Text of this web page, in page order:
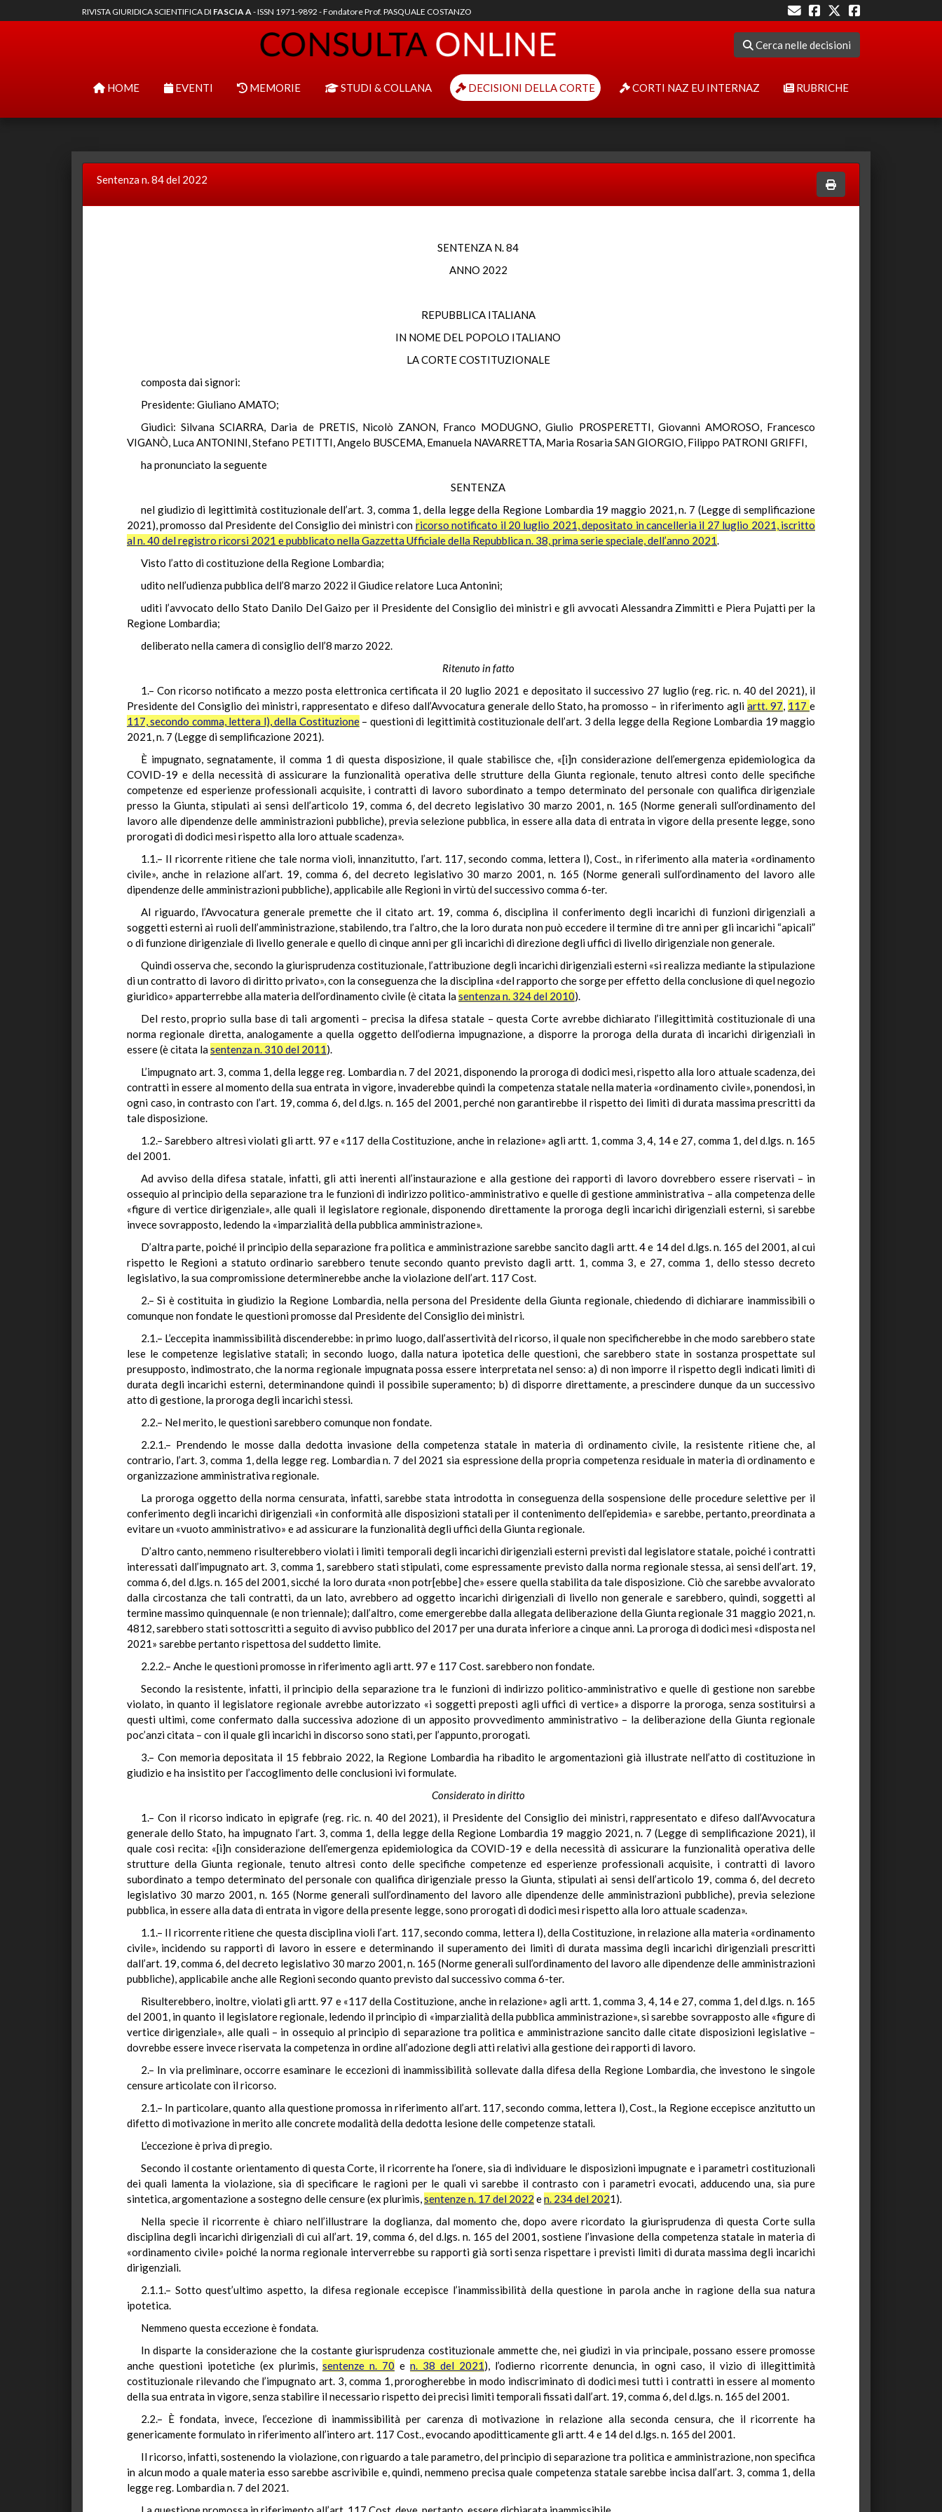
RIVISTA GIURIDICA SCIENTIFICA DI FASCIA A- ISSN 1971-9892 - Fondatore Prof. PASQUALE COSTANZO
Cerca nelle decisioni
HOME EVENTI MEMORIE STUDI & COLLANA DECISIONI DELLA CORTE CORTI NAZ EU INTERNAZ RUBRICHE
Sentenza n. 84 del 2022
SENTENZA N. 84
ANNO 2022
REPUBBLICA ITALIANA
IN NOME DEL POPOLO ITALIANO
LA CORTE COSTITUZIONALE
composta dai signori:
Presidente: Giuliano AMATO;
Giudici: Silvana SCIARRA, Daria de PRETIS, Nicolò ZANON, Franco MODUGNO, Giulio PROSPERETTI, Giovanni AMOROSO, Francesco
VIGANÒ, Luca ANTONINI, Stefano PETITTI, Angelo BUSCEMA, Emanuela NAVARRETTA, Maria Rosaria SAN GIORGIO, Filippo PATRONI GRIFFI,
ha pronunciato la seguente
SENTENZA
nel giudizio di legittimità costituzionale dell’art. 3, comma 1, della legge della Regione Lombardia 19 maggio 2021, n. 7 (Legge di semplificazione
2021), promosso dal Presidente del Consiglio dei ministri con ricorso notificato il 20 luglio 2021, depositato in cancelleria il 27 luglio 2021, iscritto
al n. 40 del registro ricorsi 2021 e pubblicato nella Gazzetta Ufficiale della Repubblica n. 38, prima serie speciale, dell’anno 2021.
Visto l’atto di costituzione della Regione Lombardia;
udito nell’udienza pubblica dell’8 marzo 2022 il Giudice relatore Luca Antonini;
uditi l’avvocato dello Stato Danilo Del Gaizo per il Presidente del Consiglio dei ministri e gli avvocati Alessandra Zimmitti e Piera Pujatti per la
Regione Lombardia;
deliberato nella camera di consiglio dell’8 marzo 2022.
Ritenuto in fatto
1.– Con ricorso notificato a mezzo posta elettronica certificata il 20 luglio 2021 e depositato il successivo 27 luglio (reg. ric. n. 40 del 2021), il
Presidente del Consiglio dei ministri, rappresentato e difeso dall’Avvocatura generale dello Stato, ha promosso – in riferimento agliartt. 97, 117e
117, secondo comma, lettera l), della Costituzione– questioni di legittimità costituzionale dell’art. 3 della legge della Regione Lombardia 19 maggio
2021, n. 7 (Legge di semplificazione 2021).
È impugnato, segnatamente, il comma 1 di questa disposizione, il quale stabilisce che, «[i]n considerazione dell’emergenza epidemiologica da
COVID-19 e della necessità di assicurare la funzionalità operativa delle strutture della Giunta regionale, tenuto altresì conto delle specifiche
competenze ed esperienze professionali acquisite, i contratti di lavoro subordinato a tempo determinato del personale con qualifica dirigenziale
presso la Giunta, stipulati ai sensi dell’articolo 19, comma 6, del decreto legislativo 30 marzo 2001, n. 165 (Norme generali sull’ordinamento del
lavoro alle dipendenze delle amministrazioni pubbliche), previa selezione pubblica, in essere alla data di entrata in vigore della presente legge, sono
prorogati di dodici mesi rispetto alla loro attuale scadenza».
1.1.– Il ricorrente ritiene che tale norma violi, innanzitutto, l’art. 117, secondo comma, lettera l), Cost., in riferimento alla materia «ordinamento
civile», anche in relazione all’art. 19, comma 6, del decreto legislativo 30 marzo 2001, n. 165 (Norme generali sull’ordinamento del lavoro alle
dipendenze delle amministrazioni pubbliche), applicabile alle Regioni in virtù del successivo comma 6-ter.
Al riguardo, l’Avvocatura generale premette che il citato art. 19, comma 6, disciplina il conferimento degli incarichi di funzioni dirigenziali a
soggetti esterni ai ruoli dell’amministrazione, stabilendo, tra l’altro, che la loro durata non può eccedere il termine di tre anni per gli incarichi “apicali”
o di funzione dirigenziale di livello generale e quello di cinque anni per gli incarichi di direzione degli uffici di livello dirigenziale non generale.
Quindi osserva che, secondo la giurisprudenza costituzionale, l’attribuzione degli incarichi dirigenziali esterni «si realizza mediante la stipulazione
di un contratto di lavoro di diritto privato», con la conseguenza che la disciplina «del rapporto che sorge per effetto della conclusione di quel negozio
giuridico» apparterrebbe alla materia dell’ordinamento civile (è citata lasentenza n. 324 del 2010).
Del resto, proprio sulla base di tali argomenti – precisa la difesa statale – questa Corte avrebbe dichiarato l’illegittimità costituzionale di una
norma regionale diretta, analogamente a quella oggetto dell’odierna impugnazione, a disporre la proroga della durata di incarichi dirigenziali in
essere (è citata lasentenza n. 310 del 2011).
L’impugnato art. 3, comma 1, della legge reg. Lombardia n. 7 del 2021, disponendo la proroga di dodici mesi, rispetto alla loro attuale scadenza, dei
contratti in essere al momento della sua entrata in vigore, invaderebbe quindi la competenza statale nella materia «ordinamento civile», ponendosi, in
ogni caso, in contrasto con l’art. 19, comma 6, del d.lgs. n. 165 del 2001, perché non garantirebbe il rispetto dei limiti di durata massima prescritti da
tale disposizione.
1.2.– Sarebbero altresì violati gli artt. 97 e «117 della Costituzione, anche in relazione» agli artt. 1, comma 3, 4, 14 e 27, comma 1, del d.lgs. n. 165
del 2001.
Ad avviso della difesa statale, infatti, gli atti inerenti all’instaurazione e alla gestione dei rapporti di lavoro dovrebbero essere riservati – in
ossequio al principio della separazione tra le funzioni di indirizzo politico-amministrativo e quelle di gestione amministrativa – alla competenza delle
«figure di vertice dirigenziale», alle quali il legislatore regionale, disponendo direttamente la proroga degli incarichi dirigenziali esterni, si sarebbe
invece sovrapposto, ledendo la «imparzialità della pubblica amministrazione».
D’altra parte, poiché il principio della separazione fra politica e amministrazione sarebbe sancito dagli artt. 4 e 14 del d.lgs. n. 165 del 2001, al cui
rispetto le Regioni a statuto ordinario sarebbero tenute secondo quanto previsto dagli artt. 1, comma 3, e 27, comma 1, dello stesso decreto
legislativo, la sua compromissione determinerebbe anche la violazione dell’art. 117 Cost.
2.– Si è costituita in giudizio la Regione Lombardia, nella persona del Presidente della Giunta regionale, chiedendo di dichiarare inammissibili o
comunque non fondate le questioni promosse dal Presidente del Consiglio dei ministri.
2.1.– L’eccepita inammissibilità discenderebbe: in primo luogo, dall’assertività del ricorso, il quale non specificherebbe in che modo sarebbero state
lese le competenze legislative statali; in secondo luogo, dalla natura ipotetica delle questioni, che sarebbero state in sostanza prospettate sul
presupposto, indimostrato, che la norma regionale impugnata possa essere interpretata nel senso: a) di non imporre il rispetto degli indicati limiti di
durata degli incarichi esterni, determinandone quindi il possibile superamento; b) di disporre direttamente, a prescindere dunque da un successivo
atto di gestione, la proroga degli incarichi stessi.
2.2.– Nel merito, le questioni sarebbero comunque non fondate.
2.2.1.– Prendendo le mosse dalla dedotta invasione della competenza statale in materia di ordinamento civile, la resistente ritiene che, al
contrario, l’art. 3, comma 1, della legge reg. Lombardia n. 7 del 2021 sia espressione della propria competenza residuale in materia di ordinamento e
organizzazione amministrativa regionale.
La proroga oggetto della norma censurata, infatti, sarebbe stata introdotta in conseguenza della sospensione delle procedure selettive per il
conferimento degli incarichi dirigenziali «in conformità alle disposizioni statali per il contenimento dell’epidemia» e sarebbe, pertanto, preordinata a
evitare un «vuoto amministrativo» e ad assicurare la funzionalità degli uffici della Giunta regionale.
D’altro canto, nemmeno risulterebbero violati i limiti temporali degli incarichi dirigenziali esterni previsti dal legislatore statale, poiché i contratti
interessati dall’impugnato art. 3, comma 1, sarebbero stati stipulati, come espressamente previsto dalla norma regionale stessa, ai sensi dell’art. 19,
comma 6, del d.lgs. n. 165 del 2001, sicché la loro durata «non potr[ebbe] che» essere quella stabilita da tale disposizione. Ciò che sarebbe avvalorato
dalla circostanza che tali contratti, da un lato, avrebbero ad oggetto incarichi dirigenziali di livello non generale e sarebbero, quindi, soggetti al
termine massimo quinquennale (e non triennale); dall’altro, come emergerebbe dalla allegata deliberazione della Giunta regionale 31 maggio 2021, n.
4812, sarebbero stati sottoscritti a seguito di avviso pubblico del 2017 per una durata inferiore a cinque anni. La proroga di dodici mesi «disposta nel
2021» sarebbe pertanto rispettosa del suddetto limite.
2.2.2.– Anche le questioni promosse in riferimento agli artt. 97 e 117 Cost. sarebbero non fondate.
Secondo la resistente, infatti, il principio della separazione tra le funzioni di indirizzo politico-amministrativo e quelle di gestione non sarebbe
violato, in quanto il legislatore regionale avrebbe autorizzato «i soggetti preposti agli uffici di vertice» a disporre la proroga, senza sostituirsi a
questi ultimi, come confermato dalla successiva adozione di un apposito provvedimento amministrativo – la deliberazione della Giunta regionale
poc’anzi citata – con il quale gli incarichi in discorso sono stati, per l’appunto, prorogati.
3.– Con memoria depositata il 15 febbraio 2022, la Regione Lombardia ha ribadito le argomentazioni già illustrate nell’atto di costituzione in
giudizio e ha insistito per l’accoglimento delle conclusioni ivi formulate.
Considerato in diritto
1.– Con il ricorso indicato in epigrafe (reg. ric. n. 40 del 2021), il Presidente del Consiglio dei ministri, rappresentato e difeso dall’Avvocatura
generale dello Stato, ha impugnato l’art. 3, comma 1, della legge della Regione Lombardia 19 maggio 2021, n. 7 (Legge di semplificazione 2021), il
quale così recita: «[i]n considerazione dell’emergenza epidemiologica da COVID-19 e della necessità di assicurare la funzionalità operativa delle
strutture della Giunta regionale, tenuto altresì conto delle specifiche competenze ed esperienze professionali acquisite, i contratti di lavoro
subordinato a tempo determinato del personale con qualifica dirigenziale presso la Giunta, stipulati ai sensi dell’articolo 19, comma 6, del decreto
legislativo 30 marzo 2001, n. 165 (Norme generali sull’ordinamento del lavoro alle dipendenze delle amministrazioni pubbliche), previa selezione
pubblica, in essere alla data di entrata in vigore della presente legge, sono prorogati di dodici mesi rispetto alla loro attuale scadenza».
1.1.– Il ricorrente ritiene che questa disciplina violi l’art. 117, secondo comma, lettera l), della Costituzione, in relazione alla materia «ordinamento
civile», incidendo su rapporti di lavoro in essere e determinando il superamento dei limiti di durata massima degli incarichi dirigenziali prescritti
dall’art. 19, comma 6, del decreto legislativo 30 marzo 2001, n. 165 (Norme generali sull’ordinamento del lavoro alle dipendenze delle amministrazioni
pubbliche), applicabile anche alle Regioni secondo quanto previsto dal successivo comma 6-ter.
Risulterebbero, inoltre, violati gli artt. 97 e «117 della Costituzione, anche in relazione» agli artt. 1, comma 3, 4, 14 e 27, comma 1, del d.lgs. n. 165
del 2001, in quanto il legislatore regionale, ledendo il principio di «imparzialità della pubblica amministrazione», si sarebbe sovrapposto alle «figure di
vertice dirigenziale», alle quali – in ossequio al principio di separazione tra politica e amministrazione sancito dalle citate disposizioni legislative –
dovrebbe essere invece riservata la competenza in ordine all’adozione degli atti relativi alla gestione dei rapporti di lavoro.
2.– In via preliminare, occorre esaminare le eccezioni di inammissibilità sollevate dalla difesa della Regione Lombardia, che investono le singole
censure articolate con il ricorso.
2.1.– In particolare, quanto alla questione promossa in riferimento all’art. 117, secondo comma, lettera l), Cost., la Regione eccepisce anzitutto un
difetto di motivazione in merito alle concrete modalità della dedotta lesione delle competenze statali.
L’eccezione è priva di pregio.
Secondo il costante orientamento di questa Corte, il ricorrente ha l’onere, sia di individuare le disposizioni impugnate e i parametri costituzionali
dei quali lamenta la violazione, sia di specificare le ragioni per le quali vi sarebbe il contrasto con i parametri evocati, adducendo una, sia pure
sintetica, argomentazione a sostegno delle censure (ex plurimis,sentenze n. 17 del 2022 en. 234 del 2021).
Nella specie il ricorrente è chiaro nell’illustrare la doglianza, dal momento che, dopo avere ricordato la giurisprudenza di questa Corte sulla
disciplina degli incarichi dirigenziali di cui all’art. 19, comma 6, del d.lgs. n. 165 del 2001, sostiene l’invasione della competenza statale in materia di
«ordinamento civile» poiché la norma regionale interverrebbe su rapporti già sorti senza rispettare i previsti limiti di durata massima degli incarichi
dirigenziali.
2.1.1.– Sotto quest’ultimo aspetto, la difesa regionale eccepisce l’inammissibilità della questione in parola anche in ragione della sua natura
ipotetica.
Nemmeno questa eccezione è fondata.
In disparte la considerazione che la costante giurisprudenza costituzionale ammette che, nei giudizi in via principale, possano essere promosse
anche questioni ipotetiche (ex plurimis, sentenze n. 70 e n. 38 del 2021), l’odierno ricorrente denuncia, in ogni caso, il vizio di illegittimità
costituzionale rilevando che l’impugnato art. 3, comma 1, prorogherebbe in modo indiscriminato di dodici mesi tutti i contratti in essere al momento
della sua entrata in vigore, senza stabilire il necessario rispetto dei precisi limiti temporali fissati dall’art. 19, comma 6, del d.lgs. n. 165 del 2001.
2.2.– È fondata, invece, l’eccezione di inammissibilità per carenza di motivazione in relazione alla seconda censura, che il ricorrente ha
genericamente formulato in riferimento all’intero art. 117 Cost., evocando apoditticamente gli artt. 4 e 14 del d.lgs. n. 165 del 2001.
Il ricorso, infatti, sostenendo la violazione, con riguardo a tale parametro, del principio di separazione tra politica e amministrazione, non specifica
in alcun modo a quale materia esso sarebbe ascrivibile e, quindi, nemmeno precisa quale competenza statale sarebbe incisa dall’art. 3, comma 1, della
legge reg. Lombardia n. 7 del 2021.